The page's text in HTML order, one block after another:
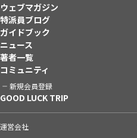
ウェブマガジン
特派員ブログ
ガイドブック
ニュース
著者一覧
コミュニティ
新規会員登録
GOOD LUCK TRIP
運営会社